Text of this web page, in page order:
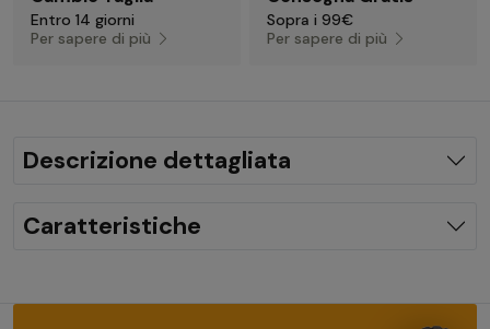
Entro 14 giorni
Per sapere di più
Sopra i 99€
Per sapere di più
Descrizione dettagliata
Caratteristiche